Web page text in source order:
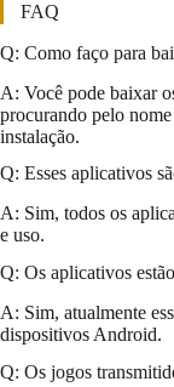
FAQ
Q: Como faço para
A: Você pode baixar
procurando pelo
instalação.
Q: Esses aplicativos
A: Sim, todos os
e uso.
Q: Os aplicativos
A: Sim, atualmente
dispositivos Android.
Q: Os jogos